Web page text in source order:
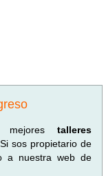
mejores talleres
. Si sos propietario de
a nuestra web de